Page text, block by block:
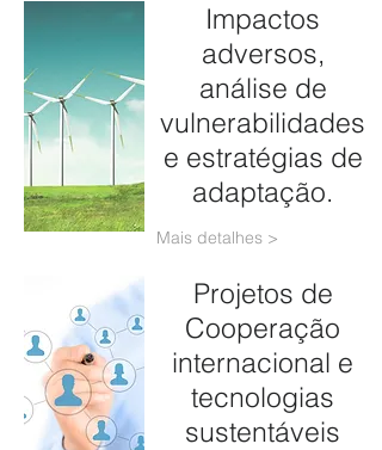
Impactos
adversos,
análise de
vulnerabilidades
e estratégias de
adaptação.
Mais detalhes >
Projetos de
Cooperação
internacional e
tecnologias
sustentáveis